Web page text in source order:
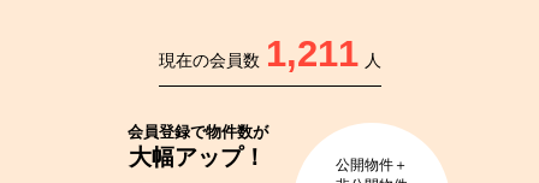
現在の会員数 1,211 人
会員登録で物件数が
大幅アップ！
公開物件＋